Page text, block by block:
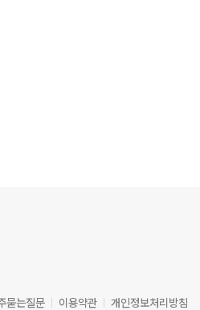
묻는질문 이용약관 개인정보처리방침